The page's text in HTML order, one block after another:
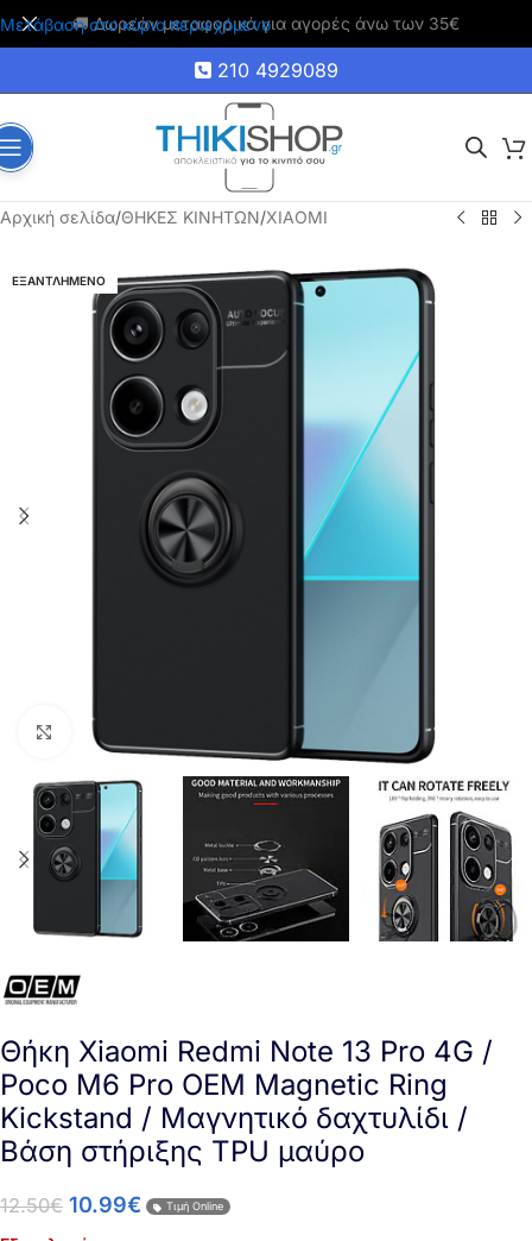
Μετάβαση στο κύριο περιεχόμενο
🚚 Δωρεάν μεταφορικά για αγορές άνω των 35€
210 4929089
Αρχική σελίδα/ΘΗΚΕΣ ΚΙΝΗΤΩΝ/XIAOMI
ΕΞΑΝΤΛΗΜΕΝΟ
Click to enlarge
Θήκη Xiaomi Redmi Note 13 Pro 4G /
Poco M6 Pro OEM Magnetic Ring
Kickstand / Μαγνητικό δαχτυλίδι /
Βάση στήριξης TPU μαύρο
12.50€ 10.99€ Τιμή Online